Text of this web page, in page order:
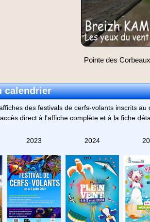
Pointe des
calendrier
des festivals de cerfs-volants inscrits
direct à l'affiche complète et à la fiche
2023 2024